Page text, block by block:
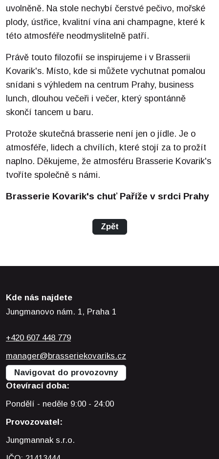
uvolněně. Na stole nechybí čerstvé pečivo, mořské
plody, ústřice, kvalitní vína ani champagne, které k
této atmosféře neodmyslitelně patří.
Právě touto filozofií se inspirujeme i v Brasserii
Kovarik's. Místo, kde si můžete vychutnat pomalou
snídani s výhledem na centrum Prahy, business
lunch, dlouhou večeři i večer, který spontánně
skončí tancem u baru.
Protože skutečná brasserie není jen o jídle. Je o
atmosféře, lidech a chvílích, které stojí za to prožít
naplno. Děkujeme, že atmosféru Brasserie Kovarik's
tvoříte společně s námi.
Brasserie Kovarik's chuť Paříže v srdci Prahy
Zpět
Kde nás najdete
Jungmanovo nám. 1, Praha 1
+420 607 448 779
manager@brasseriekovariks.cz
Navigovat do provozovny
Otevírací doba:
Pondělí - neděle 9:00 - 24:00
Provozovatel:
Jungmannak s.r.o.